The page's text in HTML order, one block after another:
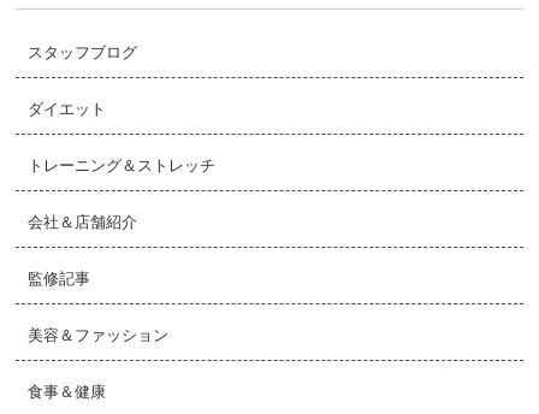
スタッフブログ
ダイエット
トレーニング＆ストレッチ
会社＆店舗紹介
監修記事
美容＆ファッション
食事＆健康